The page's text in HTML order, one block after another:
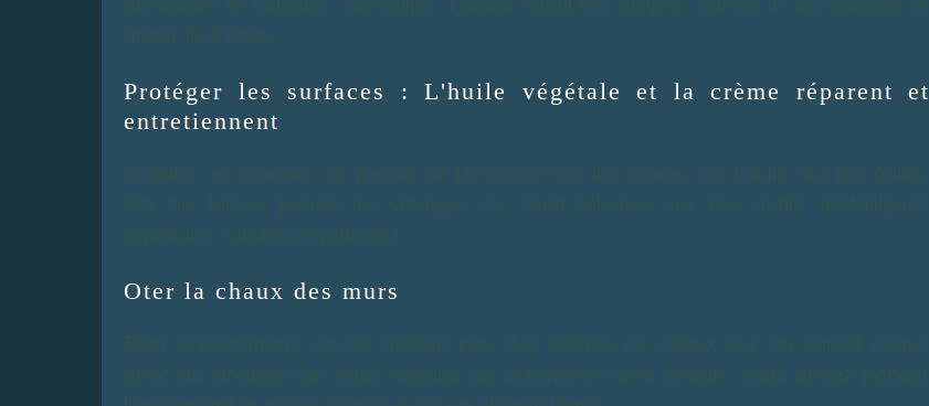
Protéger les surfaces : L'huile végétale et la crème réparent et
entretiennent
Oter la chaux des murs